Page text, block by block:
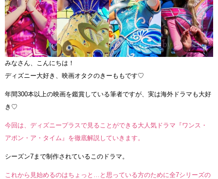
みなさん、こんにちは！
ディズニー大好き、映画オタクのきーももです♡
年間300本以上の映画を鑑賞している筆者ですが、実は海外ドラマも大好
き♡
今回は、ディズニープラスで見ることができる大人気ドラマ『ワンス・
アポン・ア・タイム』を徹底解説していきます。
シーズン7まで制作されているこのドラマ。
これから見始めるのはちょっと…と思っている方のために全7シリーズの